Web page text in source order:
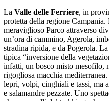
Salta
al
contenuto
La Valle delle Ferriere, in
protetta della regione Campania.
meraviglioso Parco attraverso
un’ora di cammino, Agerola,
stradina ripida, e da Pogerola.
tipica “inversione della
infatti, un bosco misto mesofilo,
rigogliosa macchia
lepri, volpi, cinghiali e tassi, ma
e salamandre pezzate. Uno